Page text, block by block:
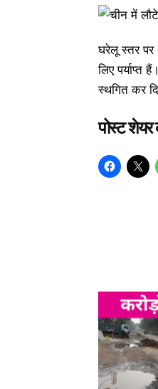
घरेलू स्‍तर पर
लिए पर्याप्त
स्थगित कर
पोस्ट शेयर